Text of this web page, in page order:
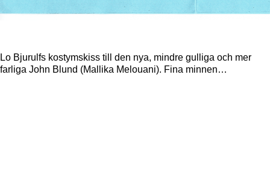
Lo Bjurulfs kostymskiss till den nya, mindre gulliga och mer
farliga John Blund (Mallika Melouani). Fina minnen…